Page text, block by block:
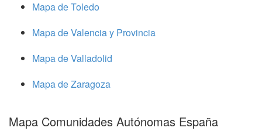
Mapa de Toledo
Mapa de Valencia y Provincia
Mapa de Valladolid
Mapa de Zaragoza
Mapa Comunidades Autónomas España